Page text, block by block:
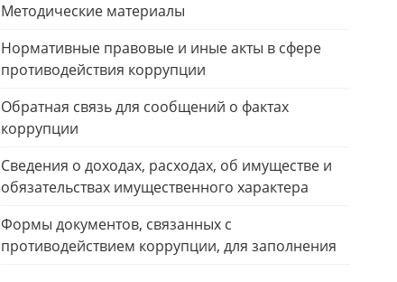
Методические материалы
Нормативные правовые и иные акты в сфере
противодействия коррупции
Обратная связь для сообщений о фактах
коррупции
Сведения о доходах, расходах, об имуществе и
обязательствах имущественного характера
Формы документов, связанных с
противодействием коррупции, для заполнения